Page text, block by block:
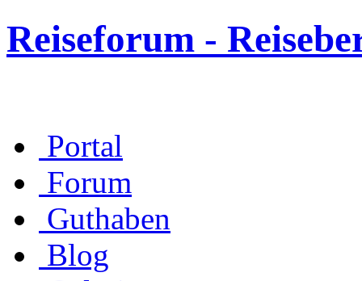
Reiseforum -
Portal
Forum
Guthaben
Blog